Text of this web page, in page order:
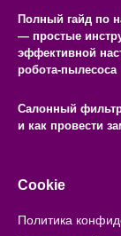
Полный гайд по
— простые
эффективной
робота-пылесоса
Салонный
и как провести
Cookie
Политика